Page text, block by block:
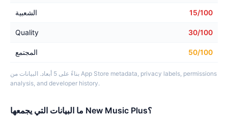
الشعبية 15/100
Quality 30/100
المجتمع 50/100
بناءً على 5 أبعاد. البيانات من App Store metadata, privacy labels, permissions
analysis, and developer history.
ما البيانات التي يجمعها New Music Plus؟